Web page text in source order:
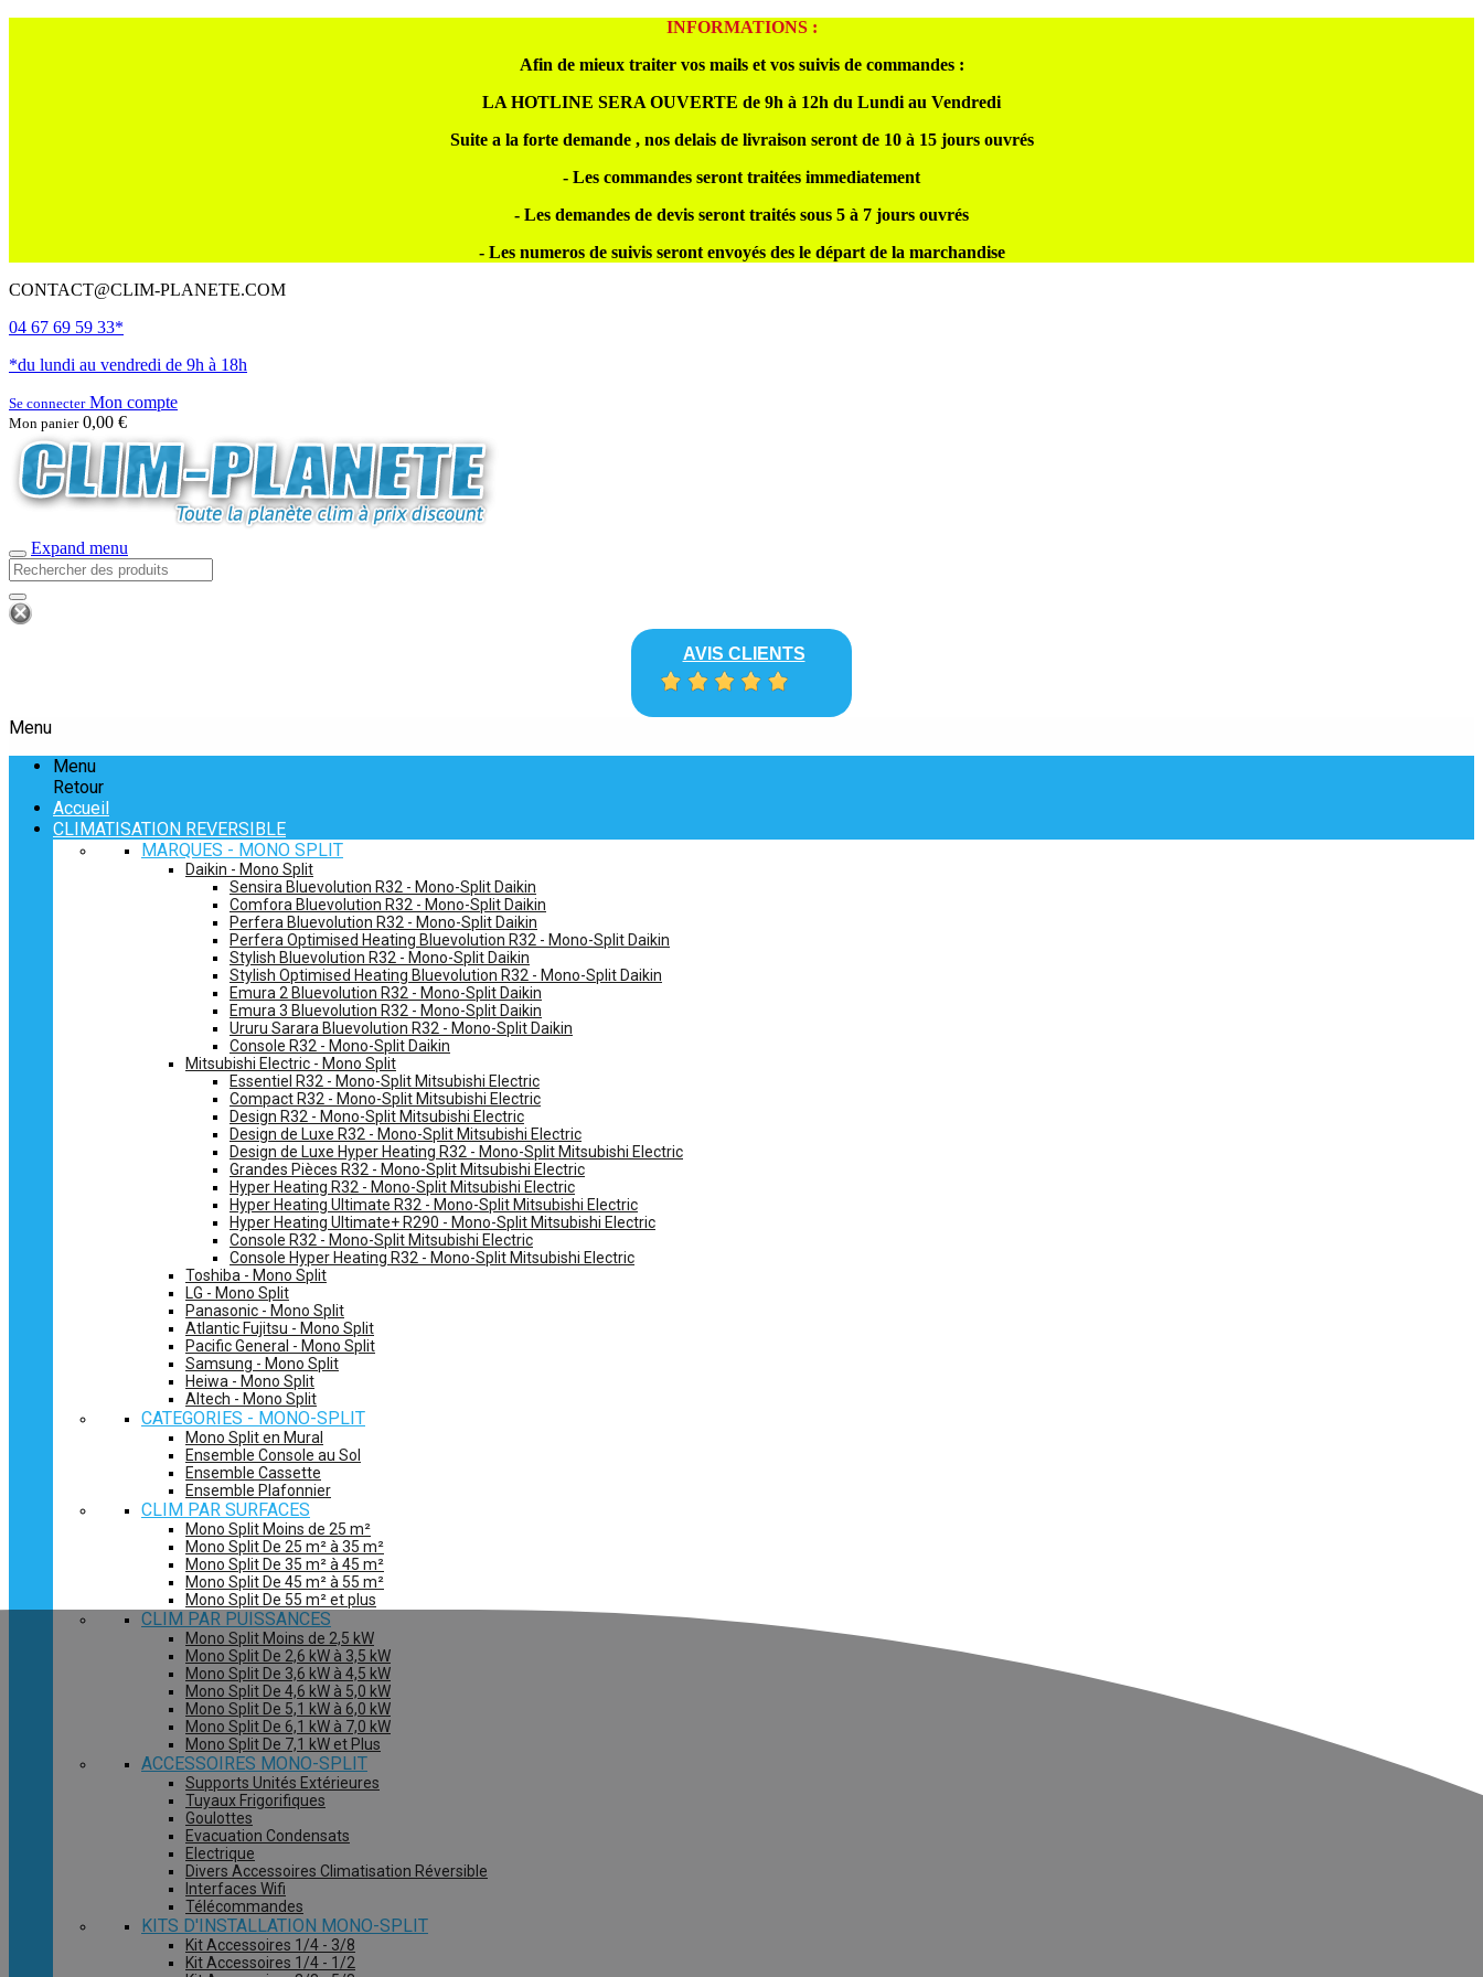
INFORMATIONS :
Afin de mieux traiter vos mails et vos suivis de commandes :
LA HOTLINE SERA OUVERTE de 9h à 12h du Lundi au Vendredi
Suite a la forte demande , nos delais de livraison seront de 10 à 15 jours ouvrés
- Les commandes seront traitées immediatement
- Les demandes de devis seront traités sous 5 à 7 jours ouvrés
- Les numeros de suivis seront envoyés des le départ de la marchandise
CONTACT@CLIM-PLANETE.COM
04 67 69 59 33*
*du lundi au vendredi de 9h à 18h
Se connecterMon compte
Mon panier 0,00 €
Expand menu
AVIS CLIENTS
Menu
Menu
Retour
Accueil
CLIMATISATION REVERSIBLE
MARQUES - MONO SPLIT
Daikin - Mono Split
Sensira Bluevolution R32 - Mono-Split Daikin
Comfora Bluevolution R32 - Mono-Split Daikin
Perfera Bluevolution R32 - Mono-Split Daikin
Perfera Optimised Heating Bluevolution R32 - Mono-Split Daikin
Stylish Bluevolution R32 - Mono-Split Daikin
Stylish Optimised Heating Bluevolution R32 - Mono-Split Daikin
Emura 2 Bluevolution R32 - Mono-Split Daikin
Emura 3 Bluevolution R32 - Mono-Split Daikin
Ururu Sarara Bluevolution R32 - Mono-Split Daikin
Console R32 - Mono-Split Daikin
Mitsubishi Electric - Mono Split
Essentiel R32 - Mono-Split Mitsubishi Electric
Compact R32 - Mono-Split Mitsubishi Electric
Design R32 - Mono-Split Mitsubishi Electric
Design de Luxe R32 - Mono-Split Mitsubishi Electric
Design de Luxe Hyper Heating R32 - Mono-Split Mitsubishi Electric
Grandes Pièces R32 - Mono-Split Mitsubishi Electric
Hyper Heating R32 - Mono-Split Mitsubishi Electric
Hyper Heating Ultimate R32 - Mono-Split Mitsubishi Electric
Hyper Heating Ultimate+ R290 - Mono-Split Mitsubishi Electric
Console R32 - Mono-Split Mitsubishi Electric
Console Hyper Heating R32 - Mono-Split Mitsubishi Electric
Toshiba - Mono Split
LG - Mono Split
Panasonic - Mono Split
Atlantic Fujitsu - Mono Split
Pacific General - Mono Split
Samsung - Mono Split
Heiwa - Mono Split
Altech - Mono Split
CATEGORIES - MONO-SPLIT
Mono Split en Mural
Ensemble Console au Sol
Ensemble Cassette
Ensemble Plafonnier
CLIM PAR SURFACES
Mono Split Moins de 25 m²
Mono Split De 25 m² à 35 m²
Mono Split De 35 m² à 45 m²
Mono Split De 45 m² à 55 m²
Mono Split De 55 m² et plus
CLIM PAR PUISSANCES
Mono Split Moins de 2,5 kW
Mono Split De 2,6 kW à 3,5 kW
Mono Split De 3,6 kW à 4,5 kW
Mono Split De 4,6 kW à 5,0 kW
Mono Split De 5,1 kW à 6,0 kW
Mono Split De 6,1 kW à 7,0 kW
Mono Split De 7,1 kW et Plus
ACCESSOIRES MONO-SPLIT
Supports Unités Extérieures
Tuyaux Frigorifiques
Goulottes
Evacuation Condensats
Electrique
Divers Accessoires Climatisation Réversible
Interfaces Wifi
Télécommandes
KITS D'INSTALLATION MONO-SPLIT
Kit Accessoires 1/4 - 3/8
Kit Accessoires 1/4 - 1/2